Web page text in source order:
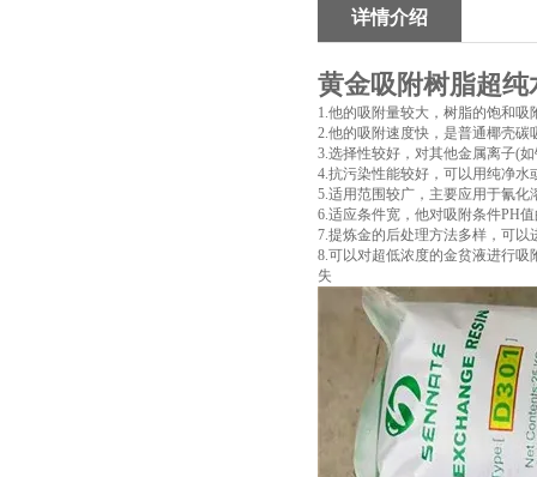
详情介绍
黄金吸附树脂超纯
1.他的吸附量较大，树脂的饱和吸
2.他的吸附速度快，是普通椰壳
3.选择性较好，对其他金属离子(
4.抗污染性能较好，可以用纯净水
5.适用范围较广，主要应用于氰
6.适应条件宽，他对吸附条件PH
7.提炼金的后处理方法多样，可
8.可以对超低浓度的金贫液进行
失